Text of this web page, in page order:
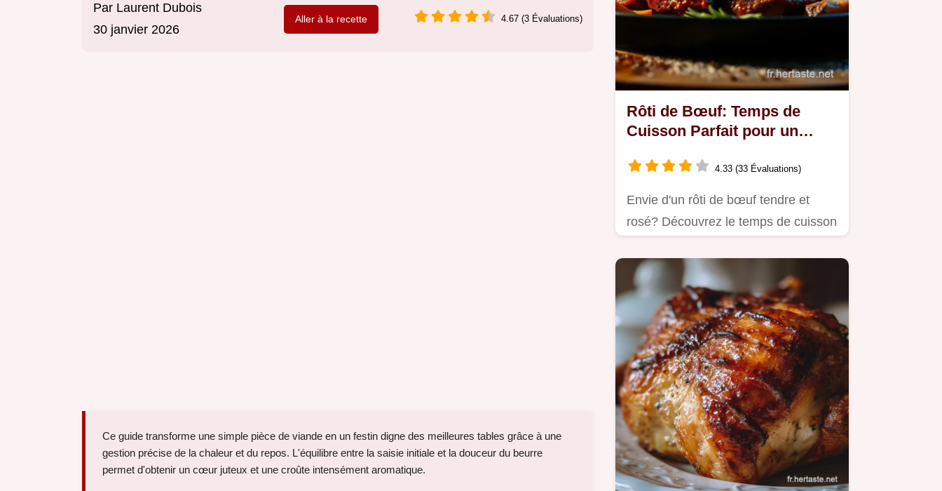
Par Laurent Dubois
30 janvier 2026
Aller à la recette 4.67 (3 Évaluations)
Ce guide transforme une simple pièce de viande en un festin digne des meilleures tables grâce à une
gestion précise de la chaleur et du repos. L'équilibre entre la saisie initiale et la douceur du beurre
permet d'obtenir un cœur juteux et une croûte intensément aromatique.
Rôti de Bœuf: Temps de
Cuisson Parfait pour un
4.33 (33 Évaluations)
Envie d'un rôti de bœuf tendre et
rosé? Découvrez le temps de cuisson